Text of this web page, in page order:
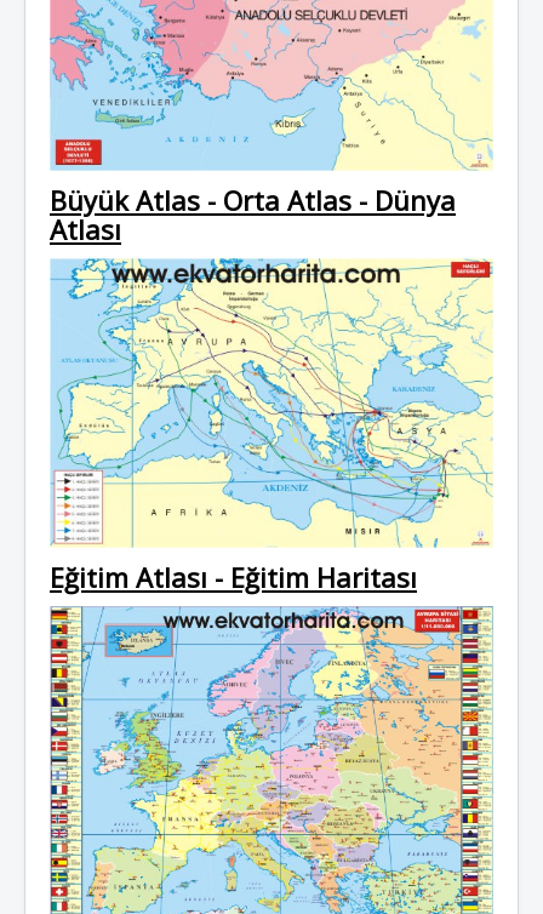
Büyük Atlas - Orta Atlas - Dünya
Atlası
Eğitim Atlası - Eğitim Haritası